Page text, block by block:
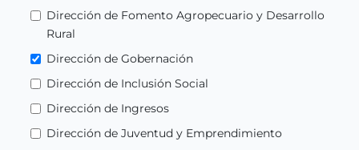
Dirección de Fomento Agropecuario y Desarrollo
Rural
Dirección de Gobernación
Dirección de Inclusión Social
Dirección de Ingresos
Dirección de Juventud y Emprendimiento